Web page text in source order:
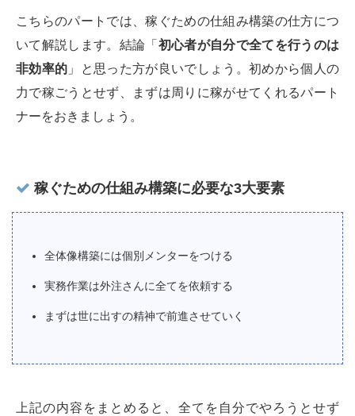
こちらのパートでは、稼ぐための仕組み構築の仕方につ
いて解説します。結論「 初心者が自分で全てを行うのは
非効率的 」と思った方が良いでしょう。初めから個人の
力で稼ごうとせず、まずは周りに稼がせてくれるパート
ナーをおきましょう。
稼ぐための仕組み構築に必要な3大要素
全体像構築には個別メンターをつける
実務作業は外注さんに全てを依頼する
まずは世に出すの精神で前進させていく
上記の内容をまとめると、全てを自分でやろうとせず